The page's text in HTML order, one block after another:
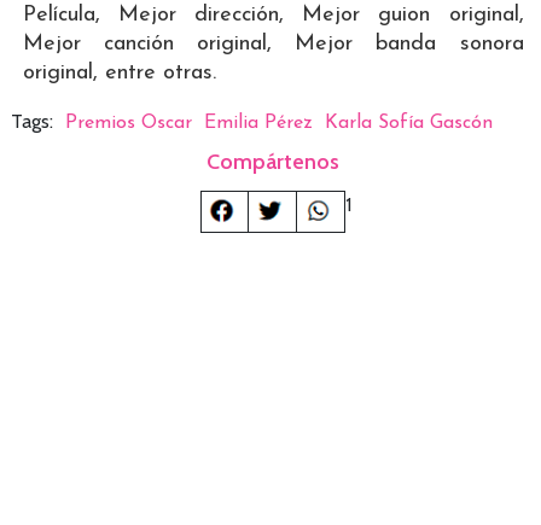
Película, Mejor dirección, Mejor guion original,
Mejor canción original, Mejor banda sonora
original, entre otras.
Tags: Premios Oscar Emilia Pérez Karla Sofía Gascón
Compártenos
1